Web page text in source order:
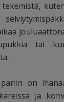
tai
on
ja